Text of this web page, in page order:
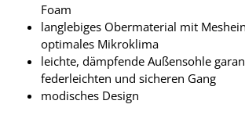
Foam
langlebiges Obermaterial mit
optimales Mikroklima
leichte, dämpfende Außensohle
federleichten und sicheren Gang
modisches Design